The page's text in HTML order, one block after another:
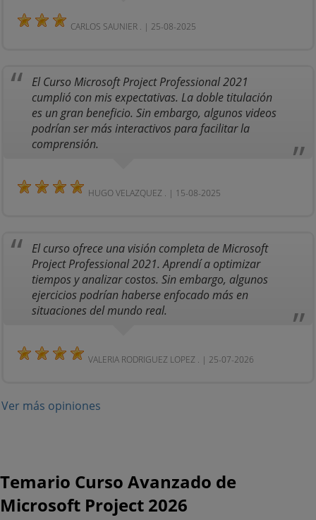
CARLOS SAUNIER . | 25-08-2025
El Curso Microsoft Project Professional 2021
cumplió con mis expectativas. La doble titulación
es un gran beneficio. Sin embargo, algunos videos
podrían ser más interactivos para facilitar la
comprensión.
HUGO VELAZQUEZ . | 15-08-2025
El curso ofrece una visión completa de Microsoft
Project Professional 2021. Aprendí a optimizar
tiempos y analizar costos. Sin embargo, algunos
ejercicios podrían haberse enfocado más en
situaciones del mundo real.
VALERIA RODRIGUEZ LOPEZ . | 25-07-2026
Ver más opiniones
Temario Curso Avanzado de
Microsoft Project 2026